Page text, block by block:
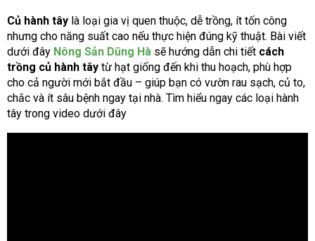
Củ hành tây là loại gia vị quen thuộc, dễ trồng, ít tốn công
nhưng cho năng suất cao nếu thực hiện đúng kỹ thuật. Bài viết
dưới đây Nông Sản Dũng Hà sẽ hướng dẫn chi tiết cách
trồng củ hành tây từ hạt giống đến khi thu hoạch, phù hợp
cho cả người mới bắt đầu – giúp bạn có vườn rau sạch, củ to,
chắc và ít sâu bệnh ngay tại nhà. Tìm hiểu ngay các loại hành
tây trong video dưới đây